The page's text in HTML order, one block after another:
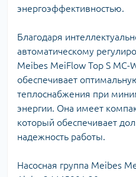
энергоэффективностью.
Благодаря
автоматическому
Meibes MeiFlow Top S MC-
обеспечивает
теплоснабжения при
энергии. Она имеет
который обеспечивает
надежность работы.
Насосная группа Meibes